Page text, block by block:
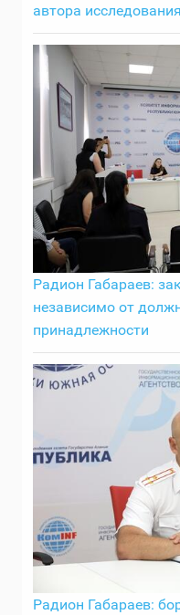
автора
Радион Габараев:
независимо от
принадлежности
Радион Габараев: